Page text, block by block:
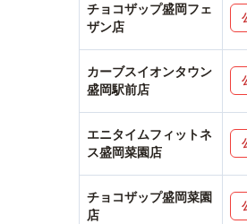
チョコザップ盛岡フェ
ザン店
カーブスイオンタウン
盛岡駅前店
エニタイムフィットネ
ス盛岡菜園店
チョコザップ盛岡菜園
店